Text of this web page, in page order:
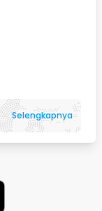
Selengkapnya